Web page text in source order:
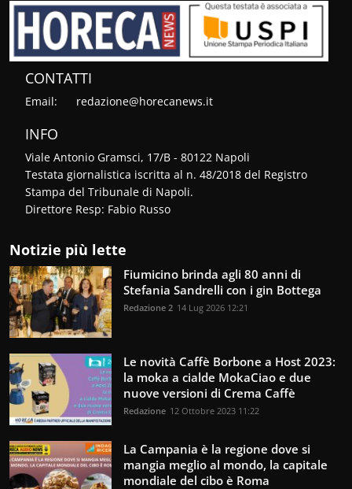
CONTATTI
Email: redazione@horecanews.it
INFO
Viale Antonio Gramsci, 17/B - 80122 Napoli
Testata giornalistica iscritta al n. 48/2018 del Registro
Stampa del Tribunale di Napoli.
Direttore Resp: Fabio Russo
Notizie più lette
Fiumicino brinda agli 80 anni di
Stefania Sandrelli con i gin Bottega
Redazione 2 14 Lug 2026 12:21
Le novità Caffè Borbone a Host 2023:
la moka a cialde MokaCiao e due
nuove versioni di Crema Caffè
Redazione 12 Ottobre 2023 11:22
La Campania è la regione dove si
mangia meglio al mondo, la capitale
mondiale del cibo è Roma